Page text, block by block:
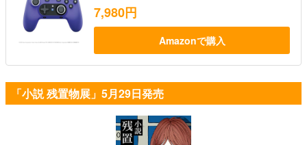
7,980円
Amazonで購入
「小説 残置物展」5月29日発売